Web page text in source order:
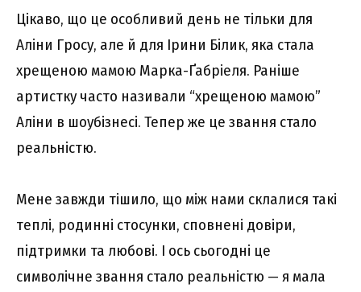
Цікаво, що це особливий день не тільки для
Аліни Гросу, але й для Ірини Білик, яка стала
хрещеною мамою Марка-Ґабріеля. Раніше
артистку часто називали “хрещеною мамою”
Аліни в шоубізнесі. Тепер же це звання стало
реальністю.
Мене завжди тішило, що між нами склалися такі
теплі, родинні стосунки, сповнені довіри,
підтримки та любові. І ось сьогодні це
символічне звання стало реальністю — я мала